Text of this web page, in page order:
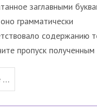
заглавными
грамматически
содержанию
пропуск
…